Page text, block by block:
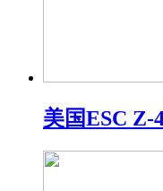
美国ESC Z-